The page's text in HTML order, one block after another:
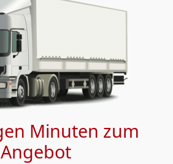
Minuten zum
Angebot